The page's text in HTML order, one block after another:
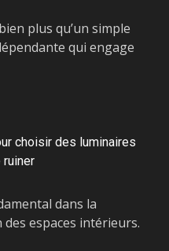
plus qu’un simple
qui engage
choisir des luminaires
dans la
espaces intérieurs.